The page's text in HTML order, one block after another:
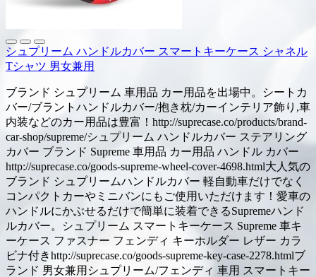
シュプリーム ハンドルカバー スマートキーケース シャネル
Tシャツ 男女兼用
ブランド シュプリーム 車用品 カー用品を出場中。シートカ
バー/ブラントハンドルカバー/抱き枕/カーインテリア飾り,車
内装などのカー用品は豊富！http://suprecase.co/products/brand-
car-shop/supreme/シュプリーム ハンドルカバー ステアリング
カバー ブランド Supreme 車用品 カー用品 ハンドル カバー
http://suprecase.co/goods-supreme-wheel-cover-4698.html大人気の
ブランド シュプリームハンドルカバー 軽自動車だけでなく
コンパクトカーやミニバンにもご使用いただけます！愛車の
ハンドルにかぶせるだけで簡単に装着できるSupremeハンド
ルカバー。シュプリーム スマートキーケース Supreme 車キ
ーケース ファスナー フェンディ キーホルダー レザー カラ
ビナ付きhttp://suprecase.co/goods-supreme-key-case-2278.htmlブ
ランド 男女兼用シュプリーム/フェンディ 車用 スマートキー